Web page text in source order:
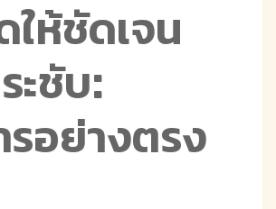
ห้ชัดเจน
ะชับ:
อย่างตรง